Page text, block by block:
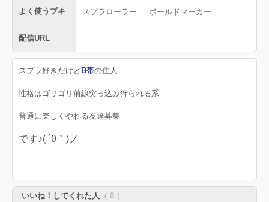
よく使うブキ スプラローラー ボールドマーカー
配信URL
スプラ好きだけどB帯の住人
性格はゴリゴリ前線突っ込み狩られる系
普通に楽しくやれる友達募集
です♪( ´θ｀)ノ
いいね！してくれた人 （ 0 ）